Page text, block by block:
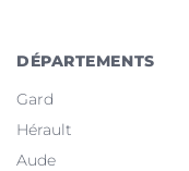
DÉPARTEMENTS
Gard
Hérault
Aude